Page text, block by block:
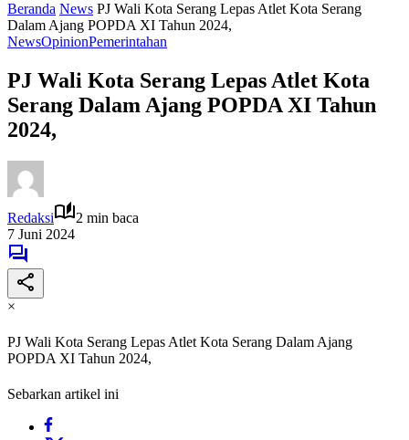
Beranda News PJ Wali Kota Serang Lepas Atlet Kota Serang
Dalam Ajang POPDA XI Tahun 2024,
NewsOpinionPemerintahan
PJ Wali Kota Serang Lepas Atlet Kota
Serang Dalam Ajang POPDA XI Tahun
2024,
Redaksi
2 min baca
7 Juni 2024
×
PJ Wali Kota Serang Lepas Atlet Kota Serang Dalam Ajang
POPDA XI Tahun 2024,
Sebarkan artikel ini